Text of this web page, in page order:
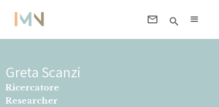
Greta Scanzi
Ricercatore
Researcher